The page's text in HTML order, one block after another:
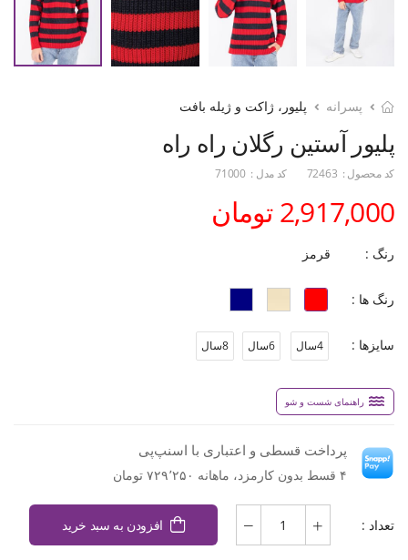
پسرانه پلیور، ژاکت و ژیله بافت
پلیور آستین رگلان راه راه
کد محصول : 72463 کد مدل : 71000
2,917,000 تومان
رنگ : قرمز
رنگ ها :
سایزها : 4سال 6سال 8سال
راهنمای شست و شو
پرداخت قسطی و اعتباری با اسنپ‌پی
۴ قسط بدون کارمزد، ماهانه ۷۲۹٬۲۵۰ تومان
تعداد : افزودن به سبد خرید